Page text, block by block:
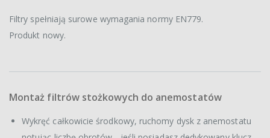
Filtry spełniają surowe wymagania normy EN779.
Produkt nowy.
Montaż filtrów stożkowych do anemostatów
Wykręć całkowicie środkowy, ruchomy dysk z anemostatu